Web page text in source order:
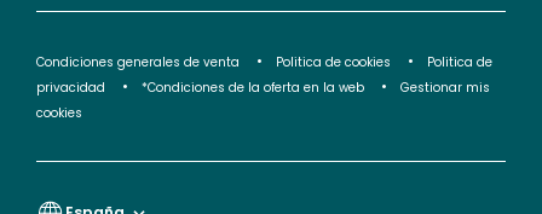
Condiciones generales de venta Politica de cookies
Politica de
privacidad
*Condiciones de la oferta en la web
Gestionar mis
cookies